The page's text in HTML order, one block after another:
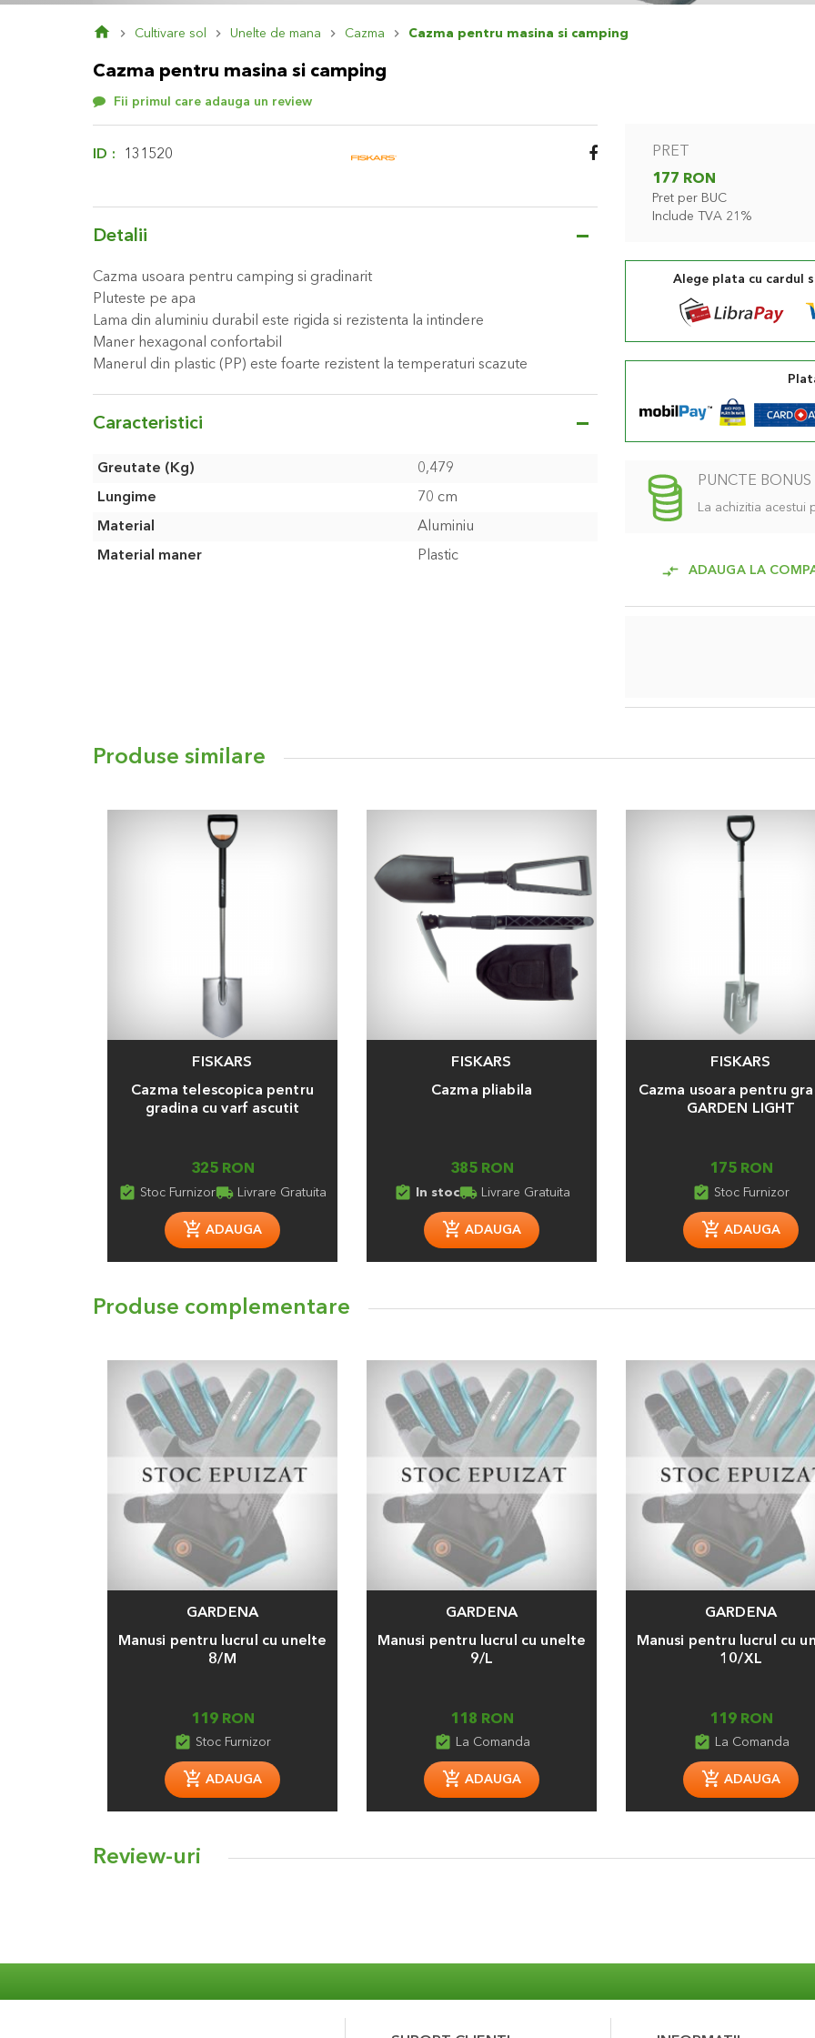
Cultivare sol Unelte de mana Cazma Cazma pentru masina si camping
Cazma pentru masina si camping
Fii primul care adauga un review
PRET
177 RON
Pret per BUC
Include TVA 21%
Alege plata cu cardul
PUNCTE BONUS
La achizitia acestui
ADAUGA LA
ID 131520
Detalii
Cazma usoara pentru camping si gradinarit
Pluteste pe apa
Lama din aluminiu durabil este rigida si rezistenta la intindere
Maner hexagonal confortabil
Manerul din plastic (PP) este foarte rezistent la temperaturi scazute
Caracteristici
Caracteristici
Greutate (Kg)
0,479
Lungime
70 cm
Material
Aluminiu
Material maner
Plastic
Produse similare
FISKARS
Cazma telescopica pentru
gradina cu varf ascutit
325 RON
assignment_turned_in Stoc Furnizorlocal_shipping Livrare Gratuita
ADAUGA
FISKARS
Cazma pliabila
385 RON
assignment_turned_in In stoclocal_shipping Livrare Gratuita
ADAUGA
FISKARS
Cazma usoara pentru
GARDEN LIGHT
175 RON
assignment_turned_in Stoc Furnizor
ADAUGA
Produse complementare
GARDENA
Manusi pentru lucrul cu unelte
8/M
119 RON
assignment_turned_in Stoc Furnizor
ADAUGA
GARDENA
Manusi pentru lucrul cu unelte
9/L
118 RON
assignment_turned_in La Comanda
ADAUGA
GARDENA
Manusi pentru lucrul cu
10/XL
119 RON
assignment_turned_in La Comanda
ADAUGA
Review-uri